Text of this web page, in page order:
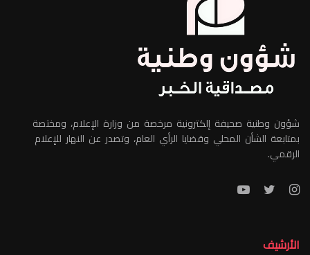
شؤون وطنية صحيفة إلكترونية مرخصة من وزارة الإعلام، ومختصة
بمتابعة الشأن المحلي وقضايا الرأي العام، وتصدر عن النهار للإعلام
الرقمي.
الأرشيف